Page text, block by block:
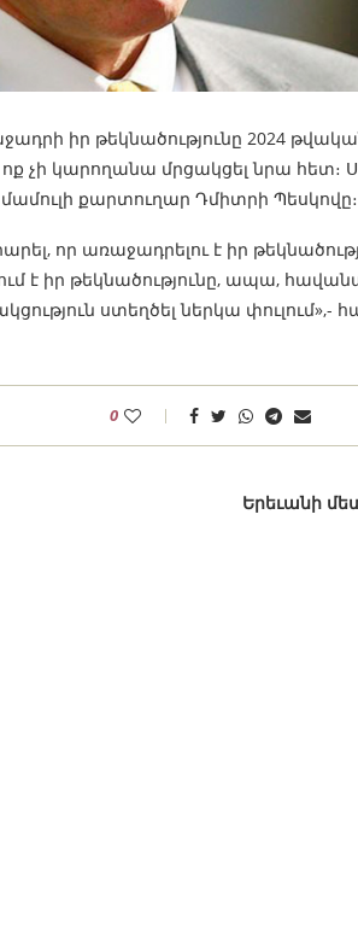
իր թեկնածությունը 2024
ոք չի կարողանա մրցակցել նրա հետ։
քարտուղար Դմիտրի Պեսկովը։
որ առաջադրելու է իր
է իր թեկնածությունը, ապա,
ստեղծել ներկա փուլում»,-
0
Երեւանի